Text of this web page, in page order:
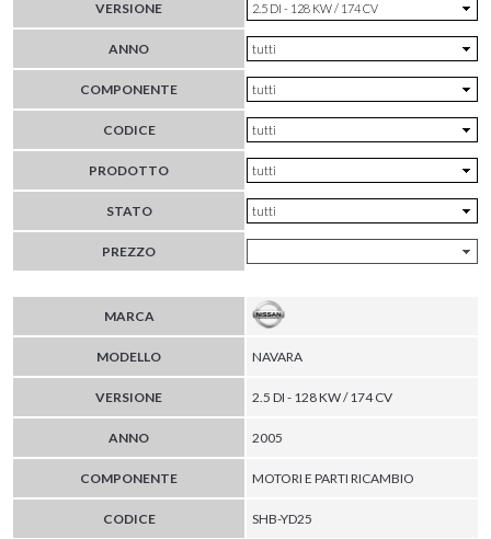
VERSIONE
ANNO
COMPONENTE
CODICE
PRODOTTO
STATO
PREZZO
MARCA
MODELLO NAVARA
VERSIONE 2.5 DI - 128 KW / 174 CV
ANNO 2005
COMPONENTE MOTORI E PARTI RICAMBIO
CODICE SHB-YD25